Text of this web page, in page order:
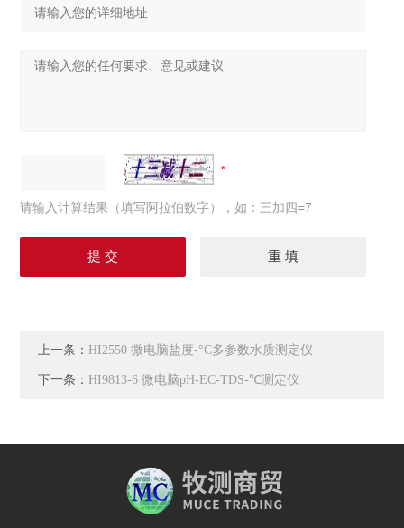
请输入计算结果（填写阿拉伯数字），如：三加四=7
上一条： HI2550 微电脑盐度-°C多参数水质测定仪
下一条： HI9813-6 微电脑pH-EC-TDS-℃测定仪